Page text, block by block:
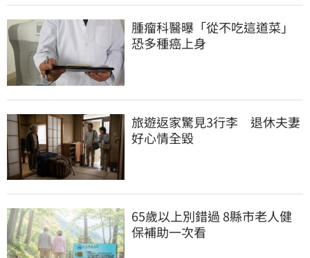
腫瘤科醫曝「從不吃這道菜」
恐多種癌上身
旅遊返家驚見3行李　退休夫妻
好心情全毀
65歲以上別錯過 8縣市老人健
保補助一次看